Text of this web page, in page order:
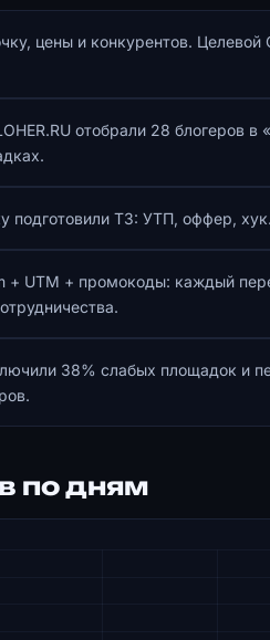
цены и конкурентов. Целевой
отобрали 28 блогеров
подготовили ТЗ: УТП, оффер,
+ UTM + промокоды: каждый
38% слабых площадок и
по дням